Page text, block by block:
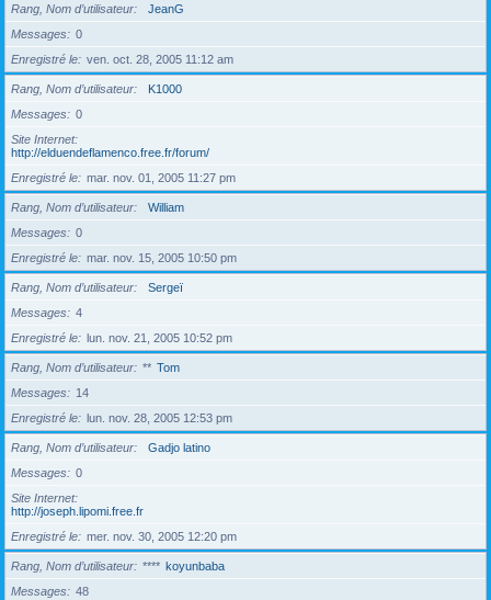
Rang, Nom d’utilisateur
JeanG
Messages
0
Enregistré le
ven. oct. 28, 2005 11:12 am
Rang, Nom d’utilisateur
K1000
Messages
0
Site Internet
http://elduendeflamenco.free.fr/forum/
Enregistré le
mar. nov. 01, 2005 11:27 pm
Rang, Nom d’utilisateur
William
Messages
0
Enregistré le
mar. nov. 15, 2005 10:50 pm
Rang, Nom d’utilisateur
Sergeï
Messages
4
Enregistré le
lun. nov. 21, 2005 10:52 pm
Rang, Nom d’utilisateur ** Tom
Messages
14
Enregistré le
lun. nov. 28, 2005 12:53 pm
Rang, Nom d’utilisateur
Gadjo latino
Messages
0
Site Internet
http://joseph.lipomi.free.fr
Enregistré le
mer. nov. 30, 2005 12:20 pm
Rang, Nom d’utilisateur **** koyunbaba
Messages
48